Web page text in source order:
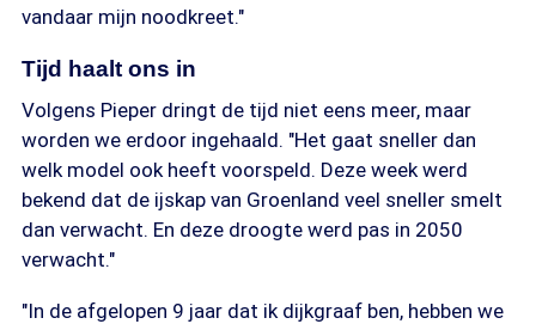
vandaar mijn noodkreet."
Tijd haalt ons in
Volgens Pieper dringt de tijd niet eens meer, maar
worden we erdoor ingehaald. "Het gaat sneller dan
welk model ook heeft voorspeld. Deze week werd
bekend dat de ijskap van Groenland veel sneller smelt
dan verwacht. En deze droogte werd pas in 2050
verwacht."
"In de afgelopen 9 jaar dat ik dijkgraaf ben, hebben we